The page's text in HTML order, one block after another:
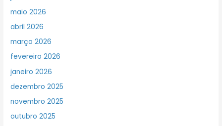
maio 2026
abril 2026
março 2026
fevereiro 2026
janeiro 2026
dezembro 2025
novembro 2025
outubro 2025